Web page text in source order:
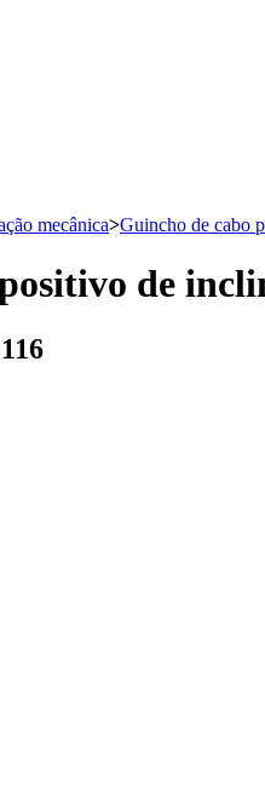
mecânica>Guincho de cabo
de